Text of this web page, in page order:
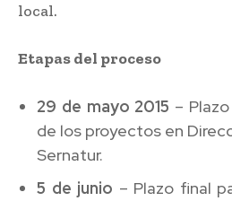
local.
Etapas del proceso
29 de mayo 2015 –
de los proyectos en
Sernatur.
5 de junio – Plazo final